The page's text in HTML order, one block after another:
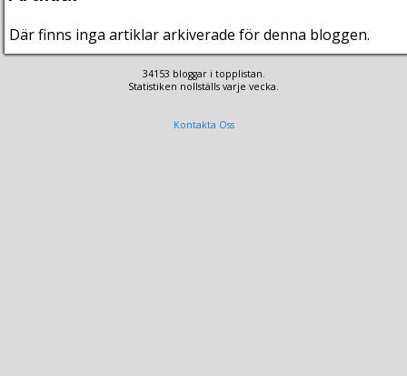
Där finns inga artiklar arkiverade för denna bloggen.
34153 bloggar i topplistan.
Statistiken nollställs varje vecka.
Kontakta Oss